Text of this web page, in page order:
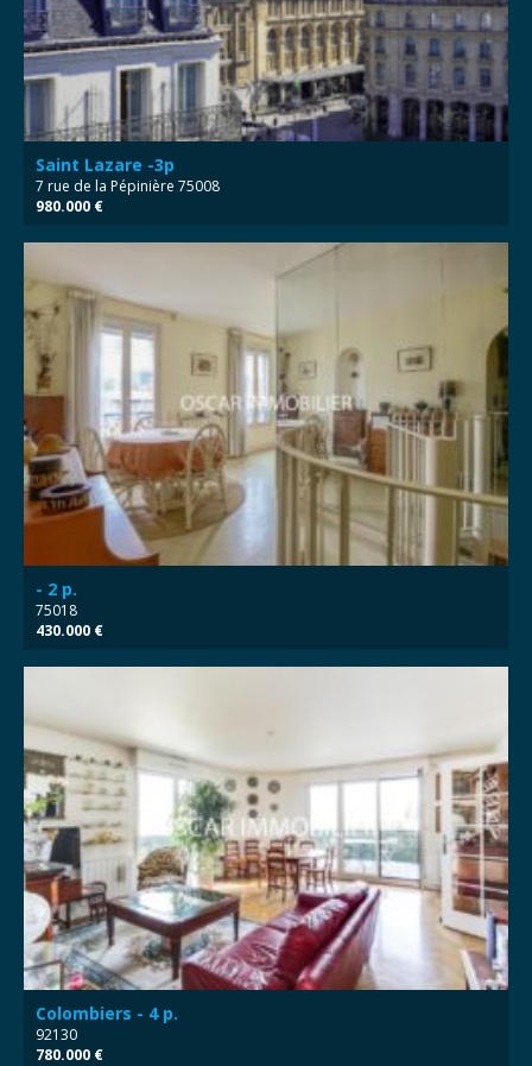
Saint Lazare -3p
7 rue de la Pépinière 75008
980.000 €
- 2 p.
75018
430.000 €
Colombiers - 4 p.
92130
780.000 €